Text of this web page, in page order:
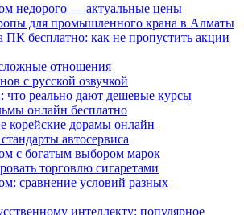
недорого — актуальные цены
для промышленного крана в Алматы
ПК бесплатно: как не пропустить акции
отношения
с русской озвучкой
что реально дают дешевые курсы
онлайн бесплатно
корейские дорамы онлайн
автосервиса
с богатым выбором марок
торговлю сигаретами
сравнение условий разных
интеллекту: популярное